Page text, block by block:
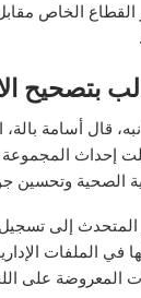
القطاع الخاص
بتصحيح
قال أسامة
إحداث المجموعة
الصحية وتحسين
إلى تسجيل
في الملفات
المعروضة على